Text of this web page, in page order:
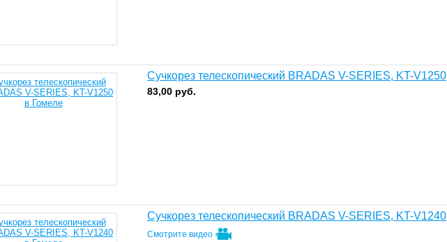
Сучкорез телескопический BRADAS V-SERIES, KT-V1250
83,00 руб.
Сучкорез телескопический BRADAS V-SERIES, KT-V1240
Смотрите видео